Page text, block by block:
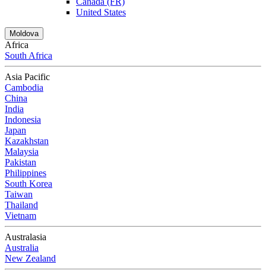
United States
Moldova
Africa
South Africa
Asia Pacific
Cambodia
China
India
Indonesia
Japan
Kazakhstan
Malaysia
Pakistan
Philippines
South Korea
Taiwan
Thailand
Vietnam
Australasia
Australia
New Zealand